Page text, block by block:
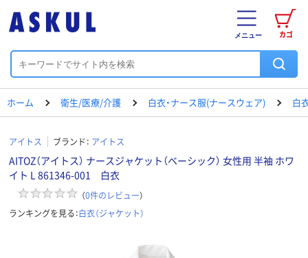
カゴ
メニュー
ホーム 衛生/医療/介護 白衣・ナース服(ナースウェア) 白
アイトス ブランド： アイトス
AITOZ（アイトス） ナースジャケット（ベーシック） 女性用 半袖 ホワ
イト L 861346-001 白衣
（0件のレビュー）
ランキングを見る：白衣（ジャケット）